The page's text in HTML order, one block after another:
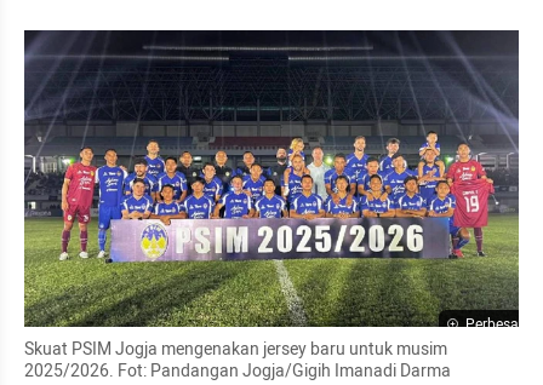
Perbesar
Skuat PSIM Jogja mengenakan jersey baru untuk musim
2025/2026. Fot: Pandangan Jogja/Gigih Imanadi Darma